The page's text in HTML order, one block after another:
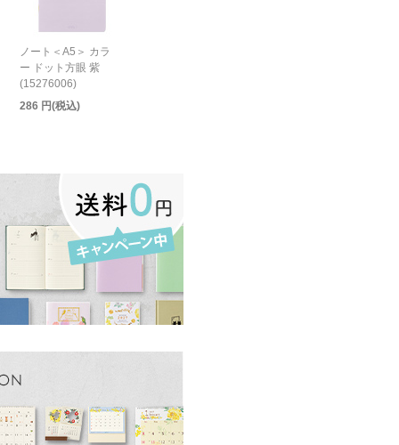
ノート＜A5＞ カラ
ー ドット方眼 紫
(15276006)
286 円(税込)